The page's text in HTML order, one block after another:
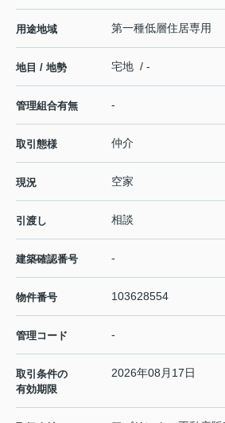
用途地域 第一種低層住居専用
地目 / 地勢 宅地 / -
管理組合有無 -
取引態様 仲介
現況 空家
引渡し 相談
建築確認番号 -
物件番号 103628554
管理コード -
取引条件の
有効期限
2026年08月17日